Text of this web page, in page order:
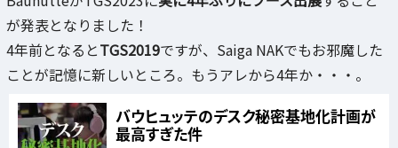
が発表となりました！
4年前となるとTGS2019ですが、Saiga NAKでもお邪魔した
ことが記憶に新しいところ。もうアレから4年か・・・。